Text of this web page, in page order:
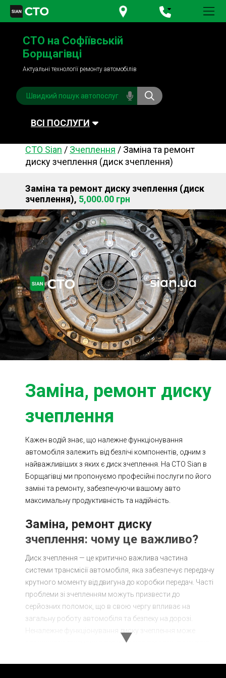
+380 95781-84-84
+380 98791-84-84
СТО на Софіївській
Борщагівці
Актуальні технології ремонту автомобілів
ВСІ ПОСЛУГИ
Автомийка Планове ТО
Акумулятори
Обслуговування
кондиціонера
Система охолодження
Діагностика
Ходова частина Зчеплення
ГРМ Шиномонтаж
Запчастини Двигун
Гальмівна система Заміна Ременей
СТО Sian / Зчеплення / Заміна та ремонт
диску зчеплення (диск зчеплення)
Заміна та ремонт диску зчеплення (диск
зчеплення), 5,000.00 грн
Заміна, ремонт диску
зчеплення
Кажен водій знає, що належне функціонування
автомобіля залежить від безлічі компонентів, одним з
найважливіших з яких є диск зчеплення. На СТО Sian в
Борщагівці ми пропонуємо професійні послуги по його
заміні та ремонту, забезпечуючи вашому авто
максимальну продуктивність та надійність.
Заміна, ремонт диску
зчеплення: чому це важливо?
Диск зчеплення — це критично важлива частина
системи трансмісії автомобіля, яка забезпечує передачу
крутного моменту від двигуна до коробки передач. Часті
проблеми зі зчепленням можуть призвести до
серйозних поломок, що в свою чергу впливає на
загальну роботу автомобіля та безпеку на дорозі.
Неналежне функціонування диску зчеплення може
спричиняти труднощі в перемиканні передач, зниження